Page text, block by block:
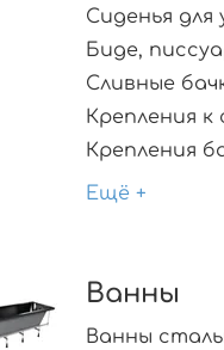
Сиденья для
Биде,
Сливные
Крепления к
Крепления
Ещё +
Ванны
Ванны